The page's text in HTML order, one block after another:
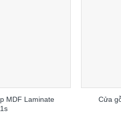
MDF Laminate
Cửa